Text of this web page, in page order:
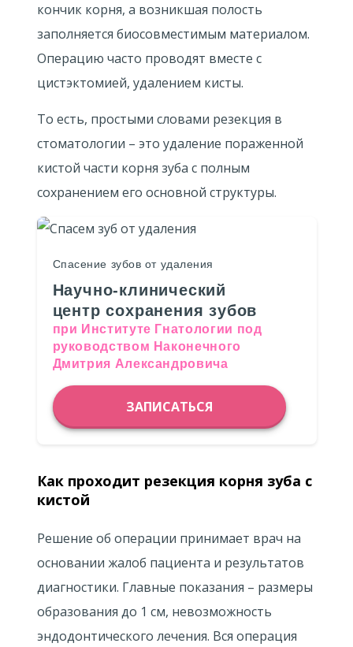
кончик корня, а возникшая полость
заполняется биосовместимым материалом.
Операцию часто проводят вместе с
цистэктомией, удалением кисты.
То есть, простыми словами резекция в
стоматологии – это удаление пораженной
кистой части корня зуба с полным
сохранением его основной структуры.
Спасение зубов от удаления
Научно-клинический
центр сохранения зубов
при Институте Гнатологии под
руководством Наконечного
Дмитрия Александровича
ЗАПИСАТЬСЯ
Как проходит резекция корня зуба с
кистой
Решение об операции принимает врач на
основании жалоб пациента и результатов
диагностики. Главные показания – размеры
образования до 1 см, невозможность
эндодонтического лечения. Вся операция